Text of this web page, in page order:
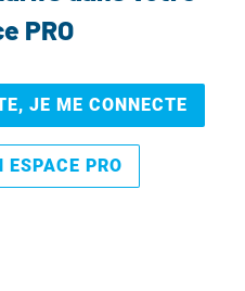
PRO
JE ME CONNECTE
ESPACE PRO